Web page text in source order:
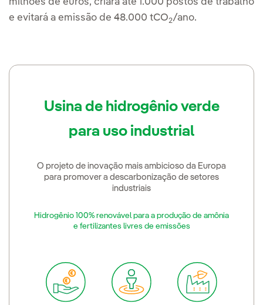
milhões de euros, criará até 1.000 postos de trabalho
e evitará a emissão de 48.000 tCO2/ano.
Usina de hidrogênio verde
para uso industrial
O projeto de inovação mais ambicioso da Europa
para promover a descarbonização de setores
industriais
Hidrogênio 100% renovável para a produção de amônia
e fertilizantes livres de emissões